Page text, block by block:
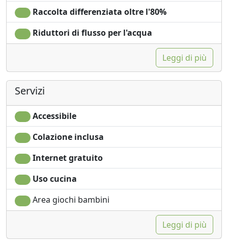
Raccolta differenziata oltre l'80%
Riduttori di flusso per l'acqua
Leggi di più
Servizi
Accessibile
Colazione inclusa
Internet gratuito
Uso cucina
Area giochi bambini
Leggi di più